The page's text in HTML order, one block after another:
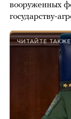
вооруженных
государству-
ЧИТАЙТЕ ТАКЖЕ